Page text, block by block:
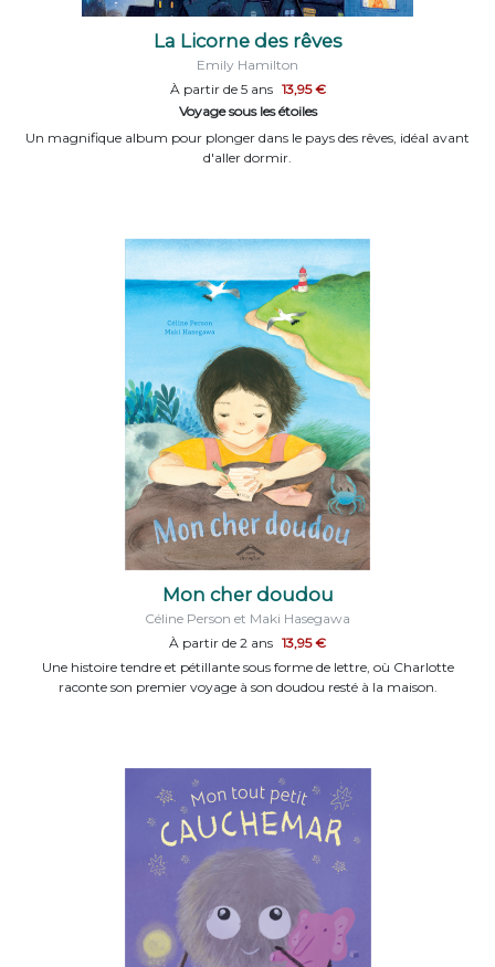
La Licorne des rêves
Emily Hamilton
À partir de 5 ans 13,95 €
Voyage sous les étoiles
Un magnifique album pour plonger dans le pays des rêves, idéal avant
d'aller dormir.
Mon cher doudou
Céline Person et Maki Hasegawa
À partir de 2 ans 13,95 €
Une histoire tendre et pétillante sous forme de lettre, où Charlotte
raconte son premier voyage à son doudou resté à la maison.